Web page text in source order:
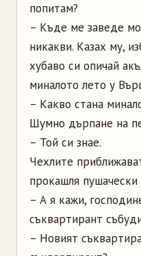
попитам?
– Къде ме заведе
никакви. Казах му,
хубаво си опичай
миналото лето у
– Какво стана
Шумно дърпане на
– Той си знае.
Чехлите
прокашля
– А я кажи,
съквартирант
– Новият